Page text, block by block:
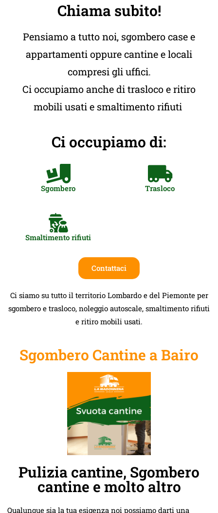
Chiama subito!
Pensiamo a tutto noi, sgombero case e
appartamenti oppure cantine e locali
compresi gli uffici.
Ci occupiamo anche di trasloco e ritiro
mobili usati e smaltimento rifiuti
Ci occupiamo di:
Sgombero Trasloco
Smaltimento rifiuti
Contattaci
Ci siamo su tutto il territorio Lombardo e del Piemonte per
sgombero e trasloco, noleggio autoscale, smaltimento rifiuti
e ritiro mobili usati.
Sgombero Cantine a Bairo
Pulizia cantine, Sgombero
cantine e molto altro
Qualunque sia la tua esigenza noi possiamo darti una